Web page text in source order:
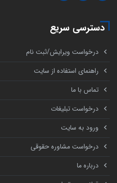
دسترسی سریع
درخواست ویرایش/ثبت نام
راهنمای استفاده از سایت
تماس با ما
درخواست تبلیغات
ورود به سایت
درخواست مشاوره حقوقی
درباره ما